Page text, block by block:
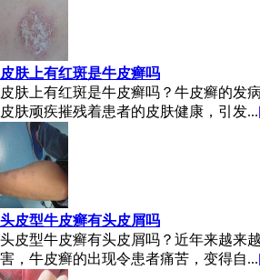
皮肤上有红斑是牛皮癣吗
皮肤上有红斑是牛皮癣吗？牛皮癣的发
皮肤顽疾摧残着患者的皮肤健康，引发...
头皮型牛皮癣有头皮屑吗
头皮型牛皮癣有头皮屑吗？近年来越来
害，牛皮癣的出现令患者痛苦，变得自...